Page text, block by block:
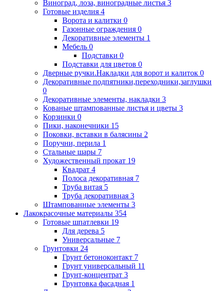
Виноград, лоза, виноградные листья 3
Готовые изделия 4
Ворота и калитки 0
Газонные ограждения 0
Декоративные элементы 1
Мебель 0
Подставки 0
Подставки для цветов 0
Дверные ручки.Накладки для ворот и калиток 0
Декоративные подпятники,переходники,заглушки
0
Декоративные элементы, накладки 3
Кованые штампованные листья и цветы 3
Корзинки 0
Пики, наконечники 15
Поковки, вставки в балясины 2
Поручни, перила 1
Стальные шары 7
Художественный прокат 19
Квадрат 4
Полоса декоративная 7
Труба витая 5
Труба декоративная 3
Штампованные элементы 3
Лакокрасочные материалы 354
Готовые шпатлевки 19
Для дерева 5
Универсальные 7
Грунтовки 24
Грунт бетоноконтакт 7
Грунт универсальный 11
Грунт-концентрат 3
Грунтовка фасадная 1